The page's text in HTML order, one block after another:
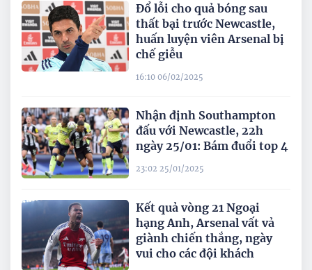
Đổ lỗi cho quả bóng sau
thất bại trước Newcastle,
huấn luyện viên Arsenal bị
chế giễu
16:10 06/02/2025
Nhận định Southampton
đấu với Newcastle, 22h
ngày 25/01: Bám đuổi top 4
23:02 25/01/2025
Kết quả vòng 21 Ngoại
hạng Anh, Arsenal vất vả
giành chiến thắng, ngày
vui cho các đội khách